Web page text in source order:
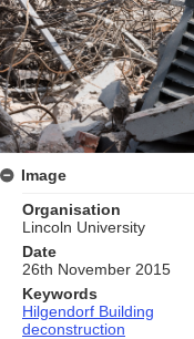
Image
Organisation
Lincoln University
Date
26th November 2015
Keywords
Hilgendorf Building
deconstruction